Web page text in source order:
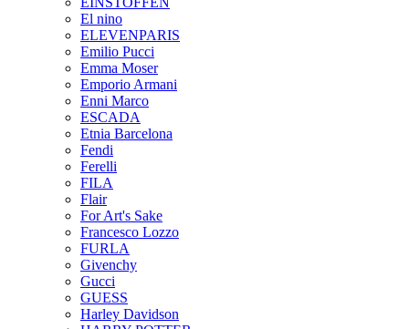
El nino
ELEVENPARIS
Emilio Pucci
Emma Moser
Emporio Armani
Enni Marco
ESCADA
Etnia Barcelona
Fendi
Ferelli
FILA
Flair
For Art's Sake
Francesco Lozzo
FURLA
Givenchy
Gucci
GUESS
Harley Davidson